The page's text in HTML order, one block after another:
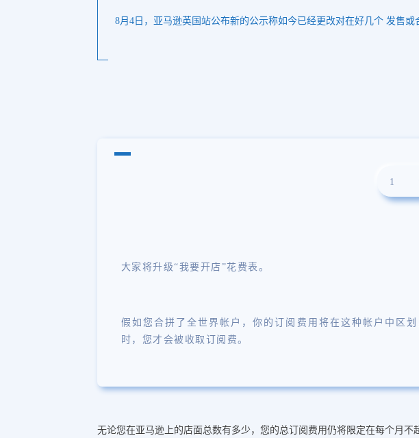
8月4日，亚马逊英国站公布新的公示称如今已经更改对在好几个 发售或
1
大家将升级“我要开店”花费表。
假如您合拼了全世界帐户，你的订阅费用将在这种帐户中区
时，您才会被收取订阅费。
无论您在亚马逊上的店面总数有多少，您的总订阅费用仍将限定在每个月